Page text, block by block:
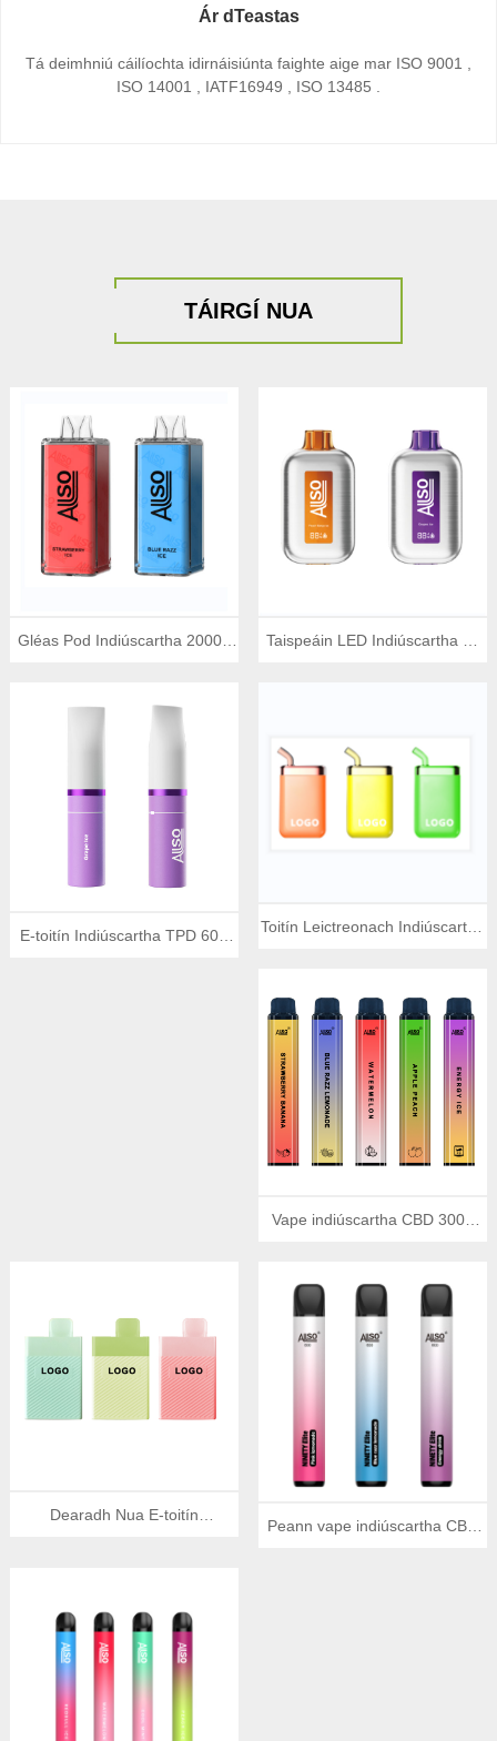
Ár dTeastas
Tá deimhniú cáilíochta idirnáisiúnta faighte aige mar ISO 9001 ,
ISO 14001 , IATF16949 , ISO 13485 .
TÁIRGÍ NUA
Gléas Pod Indiúscartha 20000 Taispeáin LED Indiúscartha E-
E-toitín Indiúscartha TPD 600 Toitín Leictreonach Indiúscartha
Vape indiúscartha CBD 3000
Dearadh Nua E-toitín
Peann vape indiúscartha CBD